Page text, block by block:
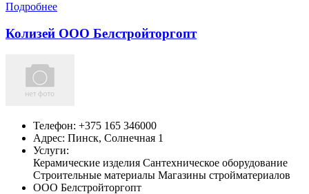
Подробнее
Колизей ООО Белстройторгопт
Телефон: +375 165 346000
Адрес: Пинск, Солнечная 1
Услуги:
Керамические изделия Сантехническое оборудование
Строительные материалы Магазины стройматериалов
ООО Белстройторгопт